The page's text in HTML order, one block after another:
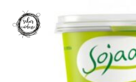
contenido